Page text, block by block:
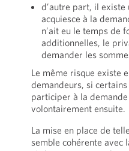
d’autre part, il existe
acquiesce à la
n’ait eu le temps de
additionnelles, le
demander les
Le même risque existe
demandeurs, si
participer à la
volontairement ensuite.
La mise en place de
semble cohérente avec